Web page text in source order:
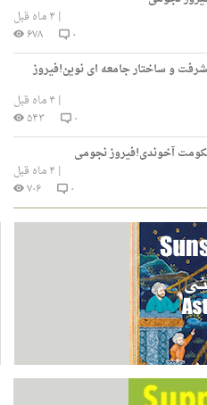
| ۴ ماه قبل
۰
۶۷۸
و ساختار جامعه ای نوین!فیروز
| ۴ ماه قبل
۰
۵۴۳
آخوندی!فیروز نجومی
| ۴ ماه قبل
۰
۷۰۶